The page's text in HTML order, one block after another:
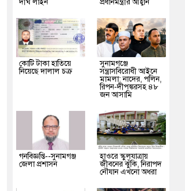
কোটি টাকা হাতিয়ে
নিয়েছে দালাল চক্র
‎সুনামগঞ্জে
সন্ত্রাসবিরোধী আইনে
মামলা: নাদের, পলিন,
রিপন-দীপঙ্করসহ ৪৮
জন আসামি
গনবিজ্ঞপ্তি--সুনামগঞ্জ
জেলা প্রশাসন
হাওরে স্কুলযাত্রায়
জীবনের ঝুঁকি, নিরাপদ
নৌযান এখনো অধরা